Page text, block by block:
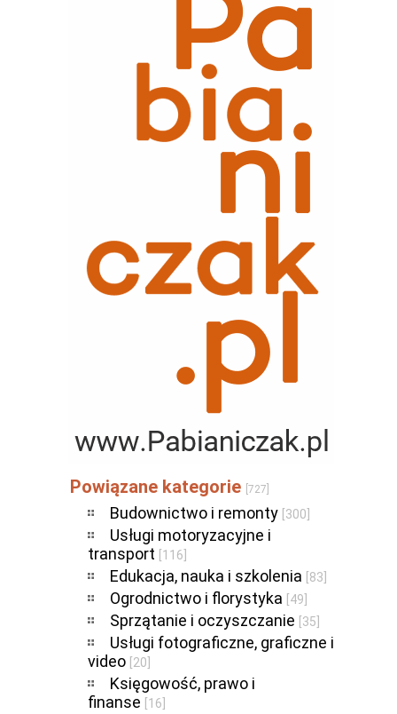
Powiązane kategorie [727]
Budownictwo i remonty [300]
Usługi motoryzacyjne i
transport
[116]
Edukacja, nauka i szkolenia [83]
Ogrodnictwo i florystyka [49]
Sprzątanie i oczyszczanie [35]
Usługi fotograficzne, graficzne i
video [20]
Księgowość, prawo i
finanse
[16]